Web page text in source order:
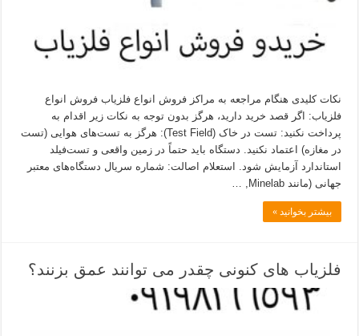
نکات کلیدی هنگام مراجعه به مراکز فروش انواع فلزیاب فروش انواع
فلزیاب: اگر قصد خرید دارید، هرگز بدون توجه به نکات زیر اقدام به
پرداخت نکنید: تست در خاک (Test Field): هرگز به تست‌های هوایی (تست
در مغازه) اعتماد نکنید. دستگاه باید حتماً در زمین واقعی و تست‌فیلد
استاندارد آزمایش شود. استعلام اصالت: شماره سریال دستگاه‌های معتبر
جهانی (مانند Minelab, …
بیشتر بخوانید »
فلزیاب های کنونی چقدر می توانند عمق بزنند؟